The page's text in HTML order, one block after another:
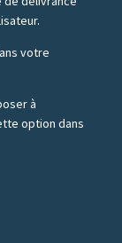
votre
à
option dans